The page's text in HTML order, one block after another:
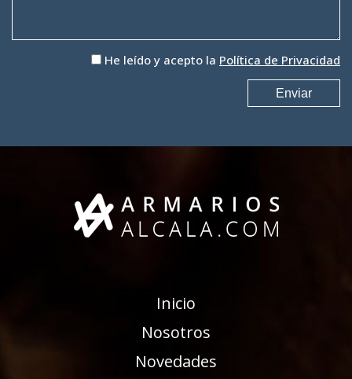
He leído y acepto la Política de Privacidad
Inicio
Nosotros
Novedades